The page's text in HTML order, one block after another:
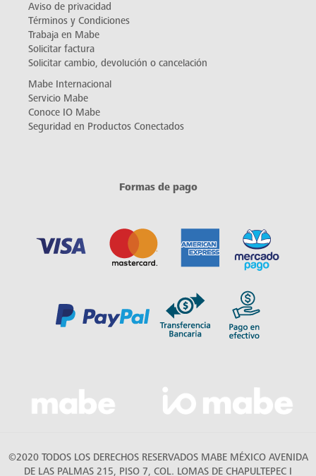
Aviso de privacidad
Términos y Condiciones
Trabaja en Mabe
Solicitar factura
Solicitar cambio, devolución o cancelación
Mabe Internacional
Servicio Mabe
Conoce IO Mabe
Seguridad en Productos Conectados
Formas de pago
©2020 TODOS LOS DERECHOS RESERVADOS MABE MÉXICO AVENIDA
DE LAS PALMAS 215, PISO 7, COL. LOMAS DE CHAPULTEPEC I